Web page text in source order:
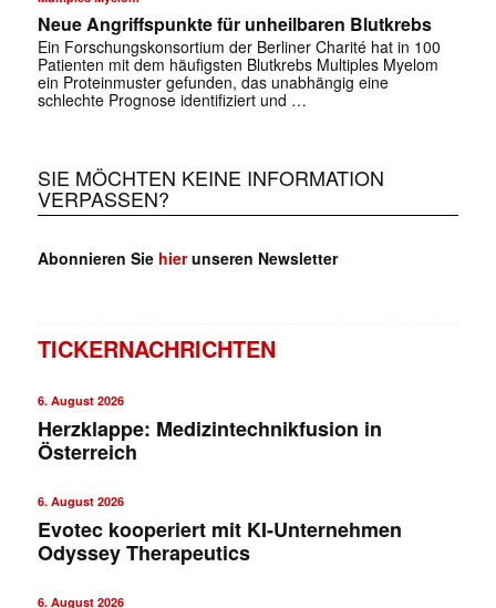
Neue Angriffspunkte für unheilbaren Blutkrebs
Ein Forschungskonsortium der Berliner Charité hat in 100
Patienten mit dem häufigsten Blutkrebs Multiples Myelom
ein Proteinmuster gefunden, das unabhängig eine
schlechte Prognose identifiziert und …
SIE MÖCHTEN KEINE INFORMATION
VERPASSEN?
Abonnieren Sie hierunseren Newsletter
TICKERNACHRICHTEN
6. August 2026
Herzklappe: Medizintechnikfusion in
Österreich
6. August 2026
Evotec kooperiert mit KI-Unternehmen
Odyssey Therapeutics
6. August 2026